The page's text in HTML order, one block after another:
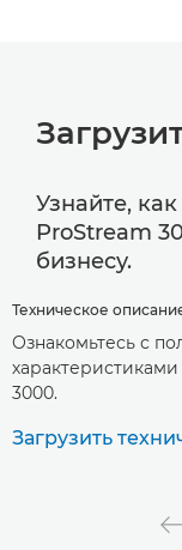
Узнайте,
ProStream
бизнесу.
Техническое
Ознакомьтесь с
3000.
Загрузить